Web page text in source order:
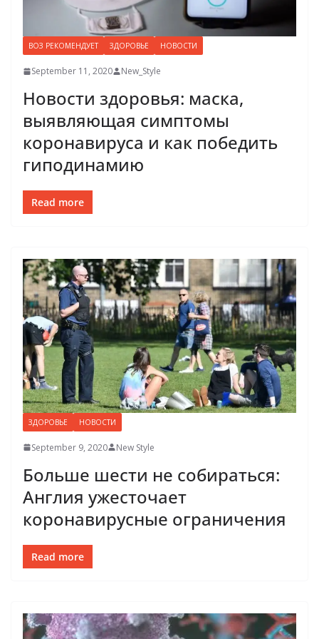
ВОЗ РЕКОМЕНДУЕТ ЗДОРОВЬЕ НОВОСТИ
September 11, 2020 New_Style
Новости здоровья: маска,
выявляющая симптомы
коронавируса и как победить
гиподинамию
Read more
ЗДОРОВЬЕ НОВОСТИ
September 9, 2020 New Style
Больше шести не собираться:
Англия ужесточает
коронавирусные ограничения
Read more